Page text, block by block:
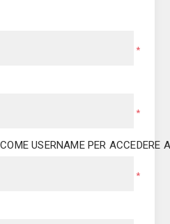
*
*
USERNAME PER ACCEDERE
*